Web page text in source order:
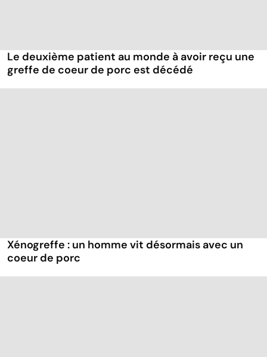
Le deuxième patient au monde à avoir reçu une
greffe de coeur de porc est décédé
Xénogreffe : un homme vit désormais avec un
coeur de porc